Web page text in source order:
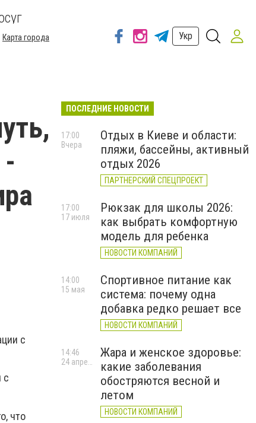
Карта города
Укр
с
с
что
ПОСЛЕДНИЕ НОВОСТИ
Отдых в Киеве и области:
пляжи, бассейны, активный
отдых 2026
ПАРТНЕРСКИЙ СПЕЦПРОЕКТ
17:00
Вчера
Рюкзак для школы 2026:
как выбрать комфортную
модель для ребенка
НОВОСТИ КОМПАНИЙ
17:00
17 июля
Спортивное питание как
система: почему одна
добавка редко решает все
НОВОСТИ КОМПАНИЙ
14:00
15 мая
Жара и женское здоровье:
какие заболевания
обостряются весной и
летом
НОВОСТИ КОМПАНИЙ
14:46